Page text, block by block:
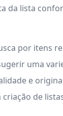
da lista
por itens
uma
e
de